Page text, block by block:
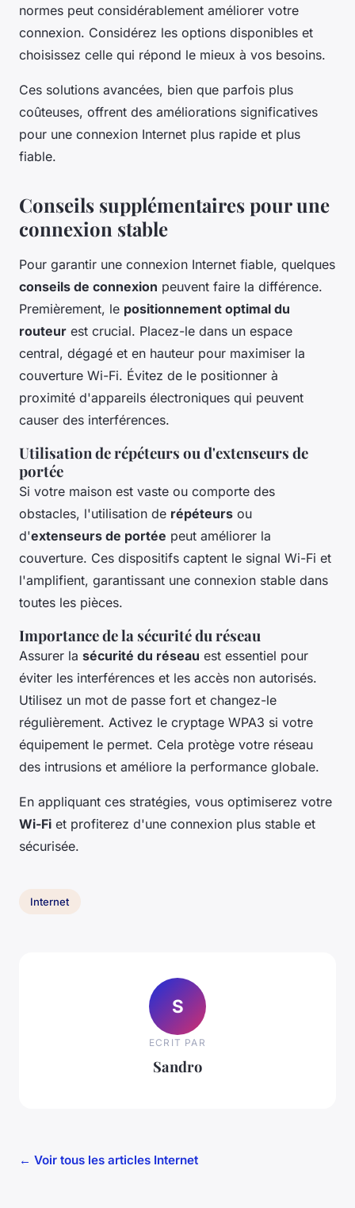
normes peut considérablement améliorer votre
connexion. Considérez les options disponibles et
choisissez celle qui répond le mieux à vos besoins.
Ces solutions avancées, bien que parfois plus
coûteuses, offrent des améliorations significatives
pour une connexion Internet plus rapide et plus
fiable.
Conseils supplémentaires pour une
connexion stable
Pour garantir une connexion Internet fiable, quelques
conseils de connexion peuvent faire la différence.
Premièrement, le positionnement optimal du
routeur est crucial. Placez-le dans un espace
central, dégagé et en hauteur pour maximiser la
couverture Wi-Fi. Évitez de le positionner à
proximité d'appareils électroniques qui peuvent
causer des interférences.
Utilisation de répéteurs ou d'extenseurs de
portée
Si votre maison est vaste ou comporte des
obstacles, l'utilisation de répéteurs ou
d'extenseurs de portée peut améliorer la
couverture. Ces dispositifs captent le signal Wi-Fi et
l'amplifient, garantissant une connexion stable dans
toutes les pièces.
Importance de la sécurité du réseau
Assurer la sécurité du réseau est essentiel pour
éviter les interférences et les accès non autorisés.
Utilisez un mot de passe fort et changez-le
régulièrement. Activez le cryptage WPA3 si votre
équipement le permet. Cela protège votre réseau
des intrusions et améliore la performance globale.
En appliquant ces stratégies, vous optimiserez votre
Wi-Fi et profiterez d'une connexion plus stable et
sécurisée.
Internet
S
ECRIT PAR
Sandro
← Voir tous les articles Internet